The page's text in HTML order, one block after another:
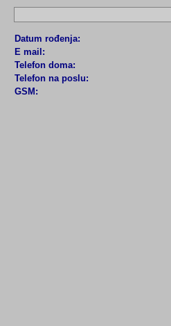
Datum rođenja:
E mail:
Telefon doma:
Telefon na poslu:
GSM: